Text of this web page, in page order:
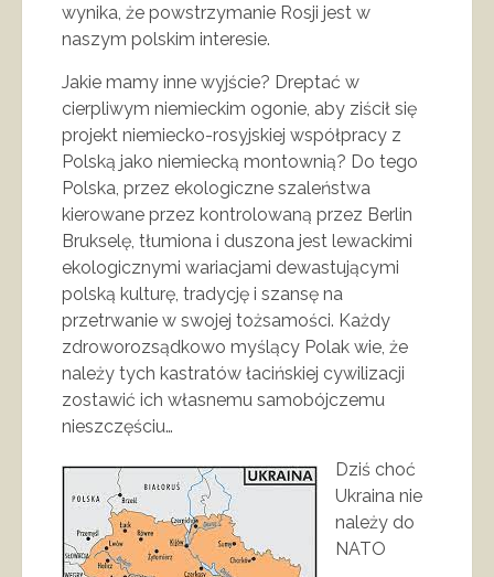
wynika, że powstrzymanie Rosji jest w
naszym polskim interesie.
Jakie mamy inne wyjście? Dreptać w
cierpliwym niemieckim ogonie, aby ziścił się
projekt niemiecko-rosyjskiej współpracy z
Polską jako niemiecką montownią? Do tego
Polska, przez ekologiczne szaleństwa
kierowane przez kontrolowaną przez Berlin
Brukselę, tłumiona i duszona jest lewackimi
ekologicznymi wariacjami dewastującymi
polską kulturę, tradycję i szansę na
przetrwanie w swojej tożsamości. Każdy
zdroworozsądkowo myślący Polak wie, że
należy tych kastratów łacińskiej cywilizacji
zostawić ich własnemu samobójczemu
nieszczęściu…
Dziś choć
Ukraina nie
należy do
NATO